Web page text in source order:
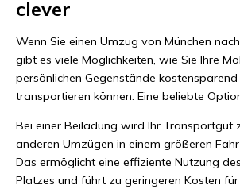
clever
Wenn Sie einen Umzug von München
gibt es viele Möglichkeiten, wie Sie Ihre
persönlichen Gegenstände
transportieren können. Eine beliebte
Bei einer Beiladung wird Ihr Transportgut
anderen Umzügen in einem größeren
Das ermöglicht eine effiziente Nutzung
Platzes und führt zu geringeren Kosten